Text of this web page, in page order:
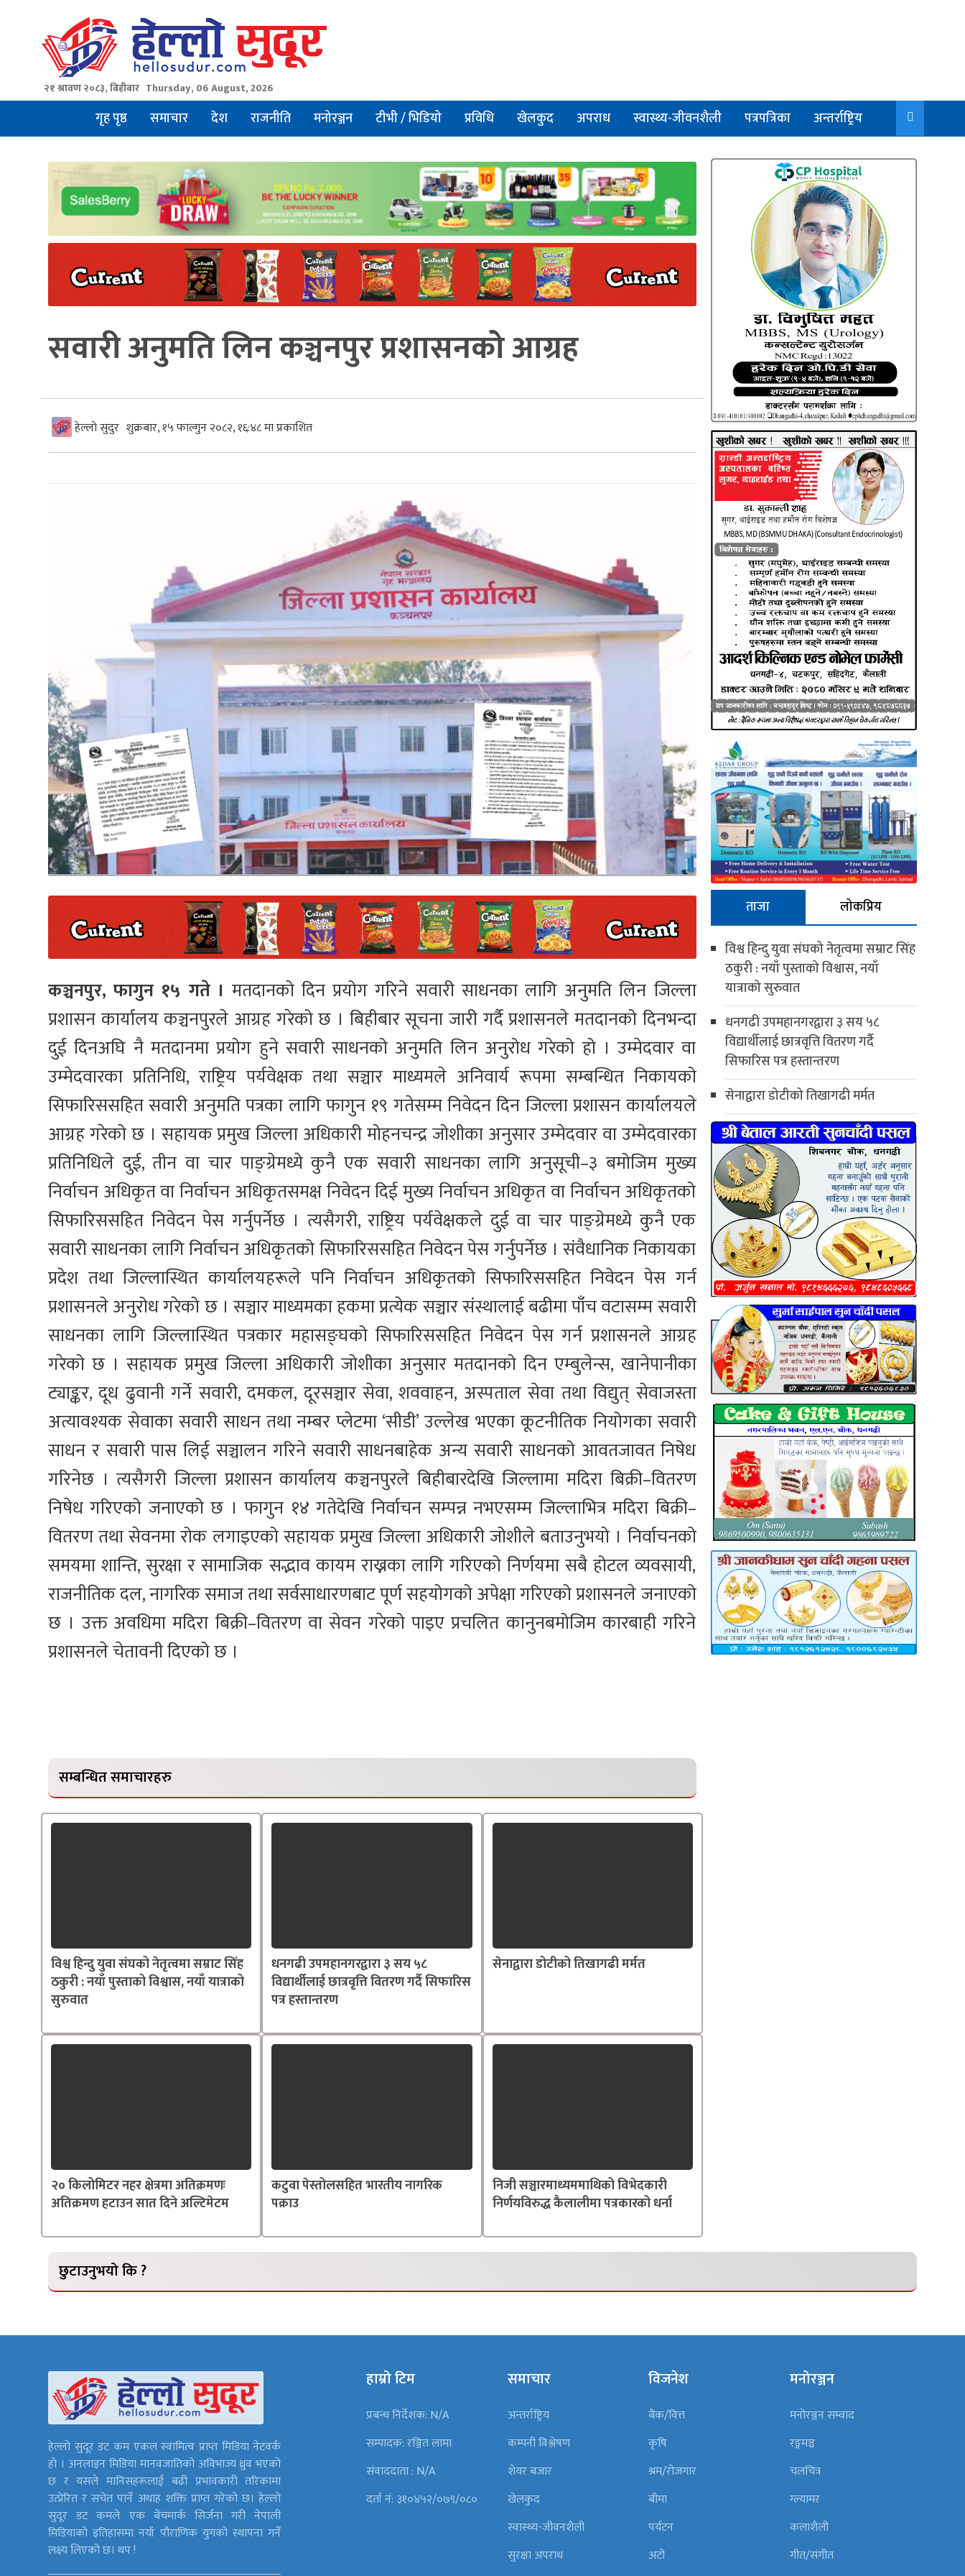
२१ श्रावण २०८३, बिहीबार Thursday, 06 August, 2026
गृह पृष्ठ समाचार देश राजनीति मनोरञ्जन टीभी / भिडियो प्रविधि खेलकुद अपराध स्वास्थ्य-जीवनशैली पत्रपत्रिका अन्तर्राष्ट्रिय
सवारी अनुमति लिन कञ्चनपुर प्रशासनको आग्रह
हेल्लो सुदुर शुक्रबार, १५ फाल्गुन २०८२, १६:४८ मा प्रकाशित
कञ्चनपुर, फागुन १५ गते । मतदानको दिन प्रयोग गरिने सवारी साधनका लागि अनुमति लिन जिल्ला
प्रशासन कार्यालय कञ्चनपुरले आग्रह गरेको छ । बिहीबार सूचना जारी गर्दै प्रशासनले मतदानको दिनभन्दा
दुई दिनअघि नै मतदानमा प्रयोग हुने सवारी साधनको अनुमति लिन अनुरोध गरेको हो । उम्मेदवार वा
उम्मेदवारका प्रतिनिधि, राष्ट्रिय पर्यवेक्षक तथा सञ्चार माध्यमले अनिवार्य रूपमा सम्बन्धित निकायको
सिफारिससहित सवारी अनुमति पत्रका लागि फागुन १९ गतेसम्म निवेदन दिन जिल्ला प्रशासन कार्यालयले
आग्रह गरेको छ । सहायक प्रमुख जिल्ला अधिकारी मोहनचन्द्र जोशीका अनुसार उम्मेदवार वा उम्मेदवारका
प्रतिनिधिले दुई, तीन वा चार पाङ्ग्रेमध्ये कुनै एक सवारी साधनका लागि अनुसूची–३ बमोजिम मुख्य
निर्वाचन अधिकृत वा निर्वाचन अधिकृतसमक्ष निवेदन दिई मुख्य निर्वाचन अधिकृत वा निर्वाचन अधिकृतको
सिफारिससहित निवेदन पेस गर्नुपर्नेछ । त्यसैगरी, राष्ट्रिय पर्यवेक्षकले दुई वा चार पाङ्ग्रेमध्ये कुनै एक
सवारी साधनका लागि निर्वाचन अधिकृतको सिफारिससहित निवेदन पेस गर्नुपर्नेछ । संवैधानिक निकायका
प्रदेश तथा जिल्लास्थित कार्यालयहरूले पनि निर्वाचन अधिकृतको सिफारिससहित निवेदन पेस गर्न
प्रशासनले अनुरोध गरेको छ । सञ्चार माध्यमका हकमा प्रत्येक सञ्चार संस्थालाई बढीमा पाँच वटासम्म सवारी
साधनका लागि जिल्लास्थित पत्रकार महासङ्घको सिफारिससहित निवेदन पेस गर्न प्रशासनले आग्रह
गरेको छ । सहायक प्रमुख जिल्ला अधिकारी जोशीका अनुसार मतदानको दिन एम्बुलेन्स, खानेपानीका
ट्याङ्कर, दूध ढुवानी गर्ने सवारी, दमकल, दूरसञ्चार सेवा, शववाहन, अस्पताल सेवा तथा विद्युत् सेवाजस्ता
अत्यावश्यक सेवाका सवारी साधन तथा नम्बर प्लेटमा ‘सीडी’ उल्लेख भएका कूटनीतिक नियोगका सवारी
साधन र सवारी पास लिई सञ्चालन गरिने सवारी साधनबाहेक अन्य सवारी साधनको आवतजावत निषेध
गरिनेछ । त्यसैगरी जिल्ला प्रशासन कार्यालय कञ्चनपुरले बिहीबारदेखि जिल्लामा मदिरा बिक्री–वितरण
निषेध गरिएको जनाएको छ । फागुन १४ गतेदेखि निर्वाचन सम्पन्न नभएसम्म जिल्लाभित्र मदिरा बिक्री–
वितरण तथा सेवनमा रोक लगाइएको सहायक प्रमुख जिल्ला अधिकारी जोशीले बताउनुभयो । निर्वाचनको
समयमा शान्ति, सुरक्षा र सामाजिक सद्भाव कायम राख्नका लागि गरिएको निर्णयमा सबै होटल व्यवसायी,
राजनीतिक दल, नागरिक समाज तथा सर्वसाधारणबाट पूर्ण सहयोगको अपेक्षा गरिएको प्रशासनले जनाएको
छ । उक्त अवधिमा मदिरा बिक्री–वितरण वा सेवन गरेको पाइए प्रचलित कानुनबमोजिम कारबाही गरिने
प्रशासनले चेतावनी दिएको छ ।
सम्बन्धित समाचारहरु
विश्व हिन्दु युवा संघको नेतृत्वमा सम्राट सिंह
ठकुरी : नयाँ पुस्ताको विश्वास, नयाँ यात्राको
सुरुवात
धनगढी उपमहानगरद्वारा ३ सय ५८
विद्यार्थीलाई छात्रवृत्ति वितरण गर्दै सिफारिस
पत्र हस्तान्तरण
सेनाद्वारा डोटीको तिखागढी मर्मत
२० किलोमिटर नहर क्षेत्रमा अतिक्रमणः
अतिक्रमण हटाउन सात दिने अल्टिमेटम
कटुवा पेस्तोलसहित भारतीय नागरिक
पक्राउ
निजी सञ्चारमाध्यममाथिको विभेदकारी
निर्णयविरुद्ध कैलालीमा पत्रकारको धर्ना
ताजा
लोकप्रिय
विश्व हिन्दु युवा संघको नेतृत्वमा सम्राट सिंह
ठकुरी : नयाँ पुस्ताको विश्वास, नयाँ
यात्राको सुरुवात
धनगढी उपमहानगरद्वारा ३ सय ५८
विद्यार्थीलाई छात्रवृत्ति वितरण गर्दै
सिफारिस पत्र हस्तान्तरण
सेनाद्वारा डोटीको तिखागढी मर्मत
छुटाउनुभयो कि ?
हेल्लो सुदूर डट कम एकल स्वामित्व प्राप्त मिडिया नेटवर्क
हो । अनलाइन मिडिया मानवजातिको अविभाज्य ध्रुव भएको
छ र यसले मानिसहरूलाई बढी प्रभावकारी तरिकामा
उत्प्रेरित र सचेत पार्ने अथाह शक्ति प्राप्त गरेको छ। हेल्लो
सुदूर डट कमले एक बेंचमार्क सिर्जना गरी नेपाली
मिडियाको इतिहासमा नयाँ पौराणिक युगको स्थापना गर्ने
लक्ष्य लिएको छ। थप !
हाम्रो टिम
प्रबन्ध निर्देशक: N/A
सम्पादक: रञ्जित लामा
संवाददाता : N/A
दर्ता नं: ३१०४५२/०७९/०८०
समाचार
अन्तर्राष्ट्रिय
कम्पनी विश्लेषण
शेयर बजार
खेलकुद
स्वास्थ्य-जीवनशैली
सुरक्षा अपराध
विजनेश
बैंक/वित्त
कृषि
श्रम/रोजगार
बीमा
पर्यटन
अटो
मनोरञ्जन
मनोरञ्जन सम्वाद
रङ्गमञ्च
चलचित्र
ग्ल्यामर
कलाशैली
गीत/संगीत